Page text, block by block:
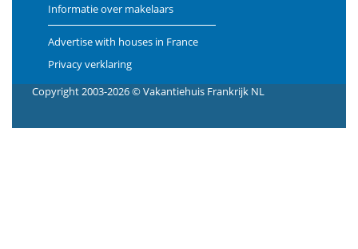
Informatie over makelaars
Advertise with houses in France
Privacy verklaring
Copyright 2003-2026 © Vakantiehuis Frankrijk NL